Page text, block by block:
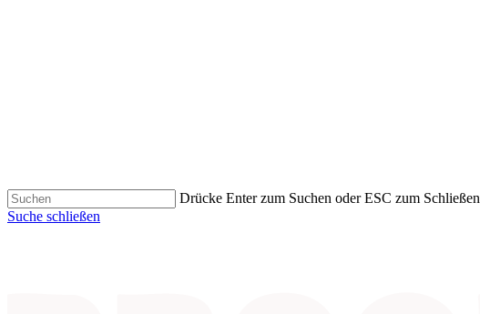
Drücke Enter zum Suchen oder ESC zum Schließen
Suche schließen